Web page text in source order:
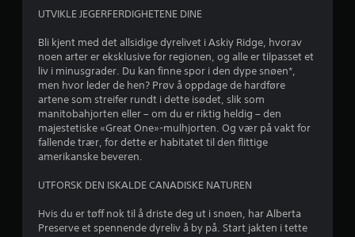
a
1
2
r
a
i
v
e
r
.
J
u
t
e
r
UTVIKLE JEGERFERDIGHETENE DINE
Bli kjent med det allsidige dyrelivet i Askiy Ridge, hvorav
noen arter er eksklusive for regionen, og alle er tilpasset et
liv i minusgrader. Du kan finne spor i den dype snøen*,
men hvor leder de hen? Prøv å oppdage de hardføre
artene som streifer rundt i dette isødet, slik som
manitobahjorten eller – om du er riktig heldig – den
majestetiske «Great One»-mulhjorten. Og vær på vakt for
fallende trær, for dette er habitatet til den flittige
amerikanske beveren.
UTFORSK DEN ISKALDE CANADISKE NATUREN
Hvis du er tøff nok til å driste deg ut i snøen, har Alberta
Preserve et spennende dyreliv å by på. Start jakten i tette